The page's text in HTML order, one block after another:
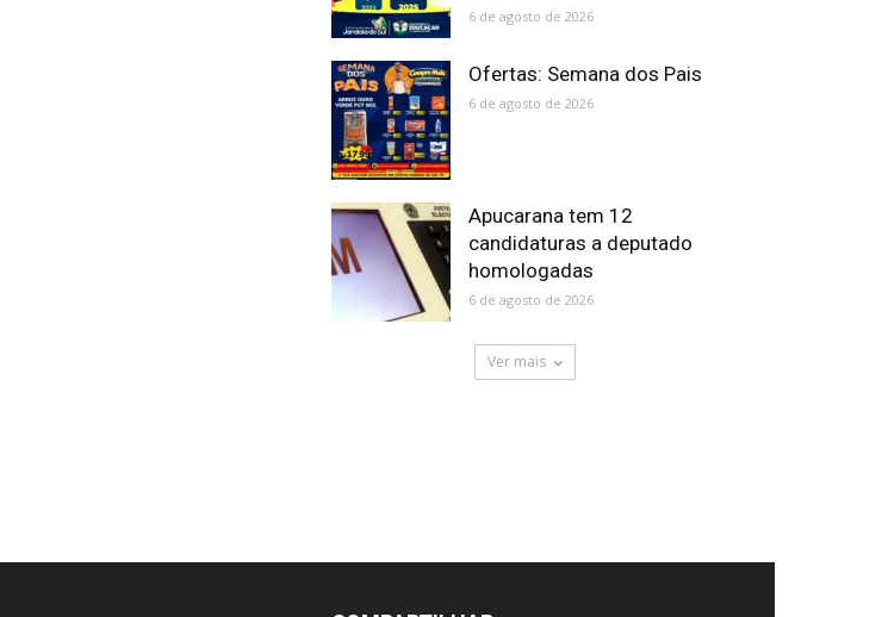
6 de agosto de 2026
Ofertas: Semana dos Pais
6 de agosto de 2026
Apucarana tem 12
candidaturas a deputado
homologadas
6 de agosto de 2026
Ver mais